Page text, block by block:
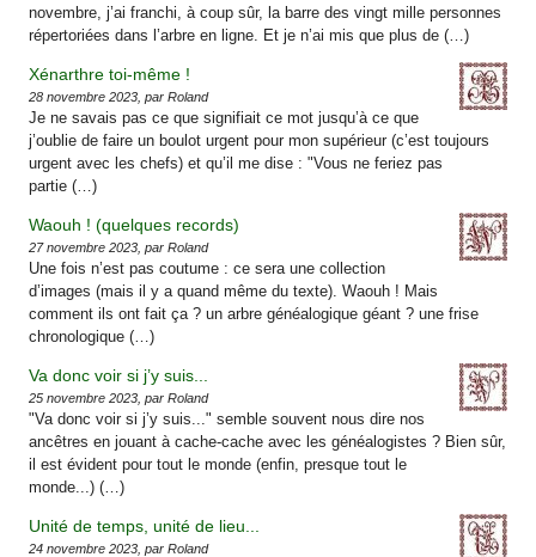
novembre, j’ai franchi, à coup sûr, la barre des vingt mille personnes
répertoriées dans l’arbre en ligne. Et je n’ai mis que plus de (…)
Xénarthre toi-même !
28 novembre 2023, par Roland
Je ne savais pas ce que signifiait ce mot jusqu’à ce que
j’oublie de faire un boulot urgent pour mon supérieur (c’est toujours
urgent avec les chefs) et qu’il me dise : "Vous ne feriez pas
partie (…)
Waouh ! (quelques records)
27 novembre 2023, par Roland
Une fois n’est pas coutume : ce sera une collection
d’images (mais il y a quand même du texte). Waouh ! Mais
comment ils ont fait ça ? un arbre généalogique géant ? une frise
chronologique (…)
Va donc voir si j’y suis...
25 novembre 2023, par Roland
"Va donc voir si j’y suis..." semble souvent nous dire nos
ancêtres en jouant à cache-cache avec les généalogistes ? Bien sûr,
il est évident pour tout le monde (enfin, presque tout le
monde...) (…)
Unité de temps, unité de lieu...
24 novembre 2023, par Roland